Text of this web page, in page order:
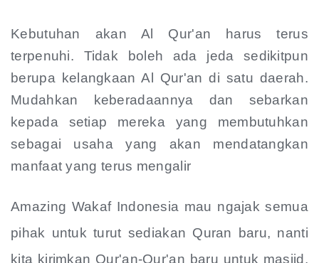
Kebutuhan akan Al Qur'an harus terus
terpenuhi. Tidak boleh ada jeda sedikitpun
berupa kelangkaan Al Qur'an di satu daerah.
Mudahkan keberadaannya dan sebarkan
kepada setiap mereka yang membutuhkan
sebagai usaha yang akan mendatangkan
manfaat yang terus mengalir
Amazing Wakaf Indonesia mau ngajak semua
pihak untuk turut sediakan Quran baru, nanti
kita kirimkan Qur'an-Qur'an baru untuk masjid,